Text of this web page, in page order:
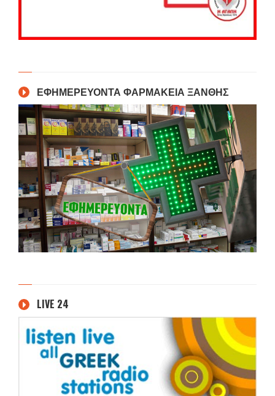
ΕΦΗΜΕΡΕΥΟΝΤΑ ΦΑΡΜΑΚΕΙΑ ΞΑΝΘΗΣ
LIVE 24